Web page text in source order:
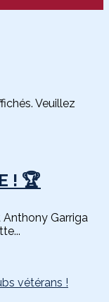
Veuillez
! 🏆
Anthony Garriga